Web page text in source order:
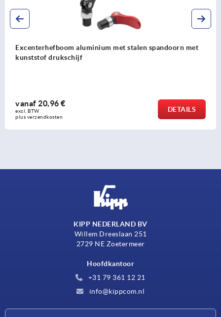
Excenterhefboom rvs instelbaar met buitendraad,
drukschijf en draadeind rvs
vanaf
plus verzendkosten
KIPP NEDERLAND BV
Willem Dreeslaan 251
2729 NE Zoetermeer
Hoofdkantoor
+31 79 361 12 21
info@kippcom.nl